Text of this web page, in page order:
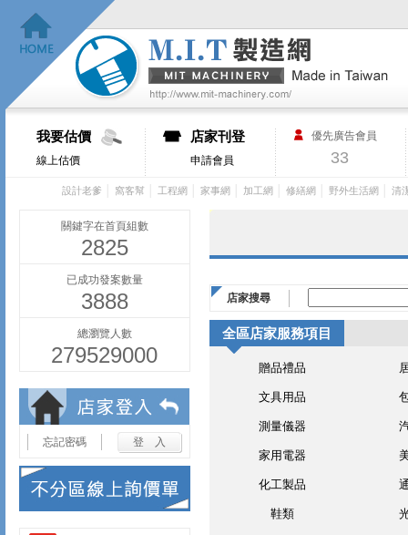
我要估價
線上估價
店家刊登
申請會員
優先廣告會員
33
設計老爹 窩客幫 工程網 家事網 加工網 修繕網 野外生活網 清
關鍵字在首頁組數
2825
已成功發案數量
3888
總瀏覽人數
279529000
忘記密碼
店家搜尋
全區店家服務項目
贈品禮品
文具用品
測量儀器
家用電器
化工製品
鞋類